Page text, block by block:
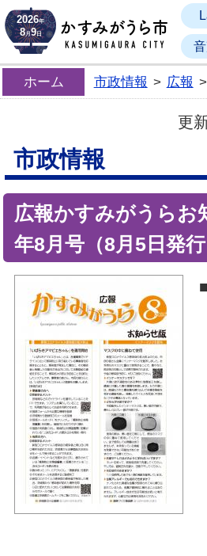
2026年
8月9日
ホーム 市政情報 > 広報 >
更
市政情報
広報かすみがうらお
年8月号（8月5日発行
■